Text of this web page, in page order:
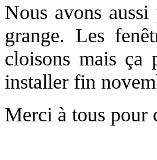
Nous avons
grange. Les
cloisons mais ça
installer fin
Merci à tous pour